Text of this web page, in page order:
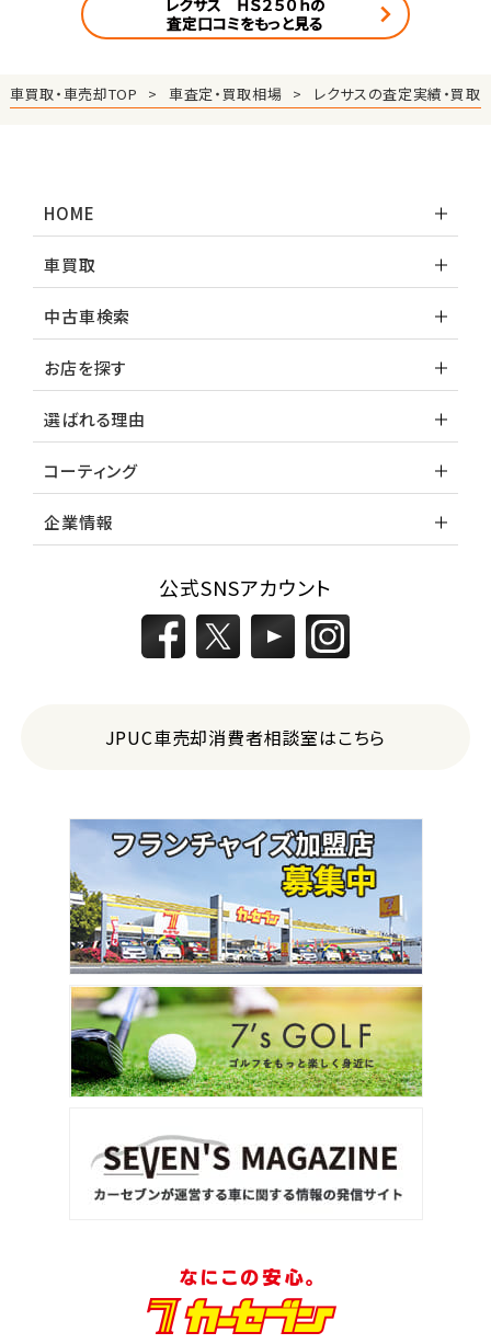
レクサス ＨＳ２５０ｈの
査定口コミをもっと見る
車買取・車売却TOP 車査定・買取相場 レクサスの査定実績・買取
HOME
車買取
中古車検索
お店を探す
選ばれる理由
コーティング
企業情報
公式SNSアカウント
JPUC車売却消費者相談室はこちら